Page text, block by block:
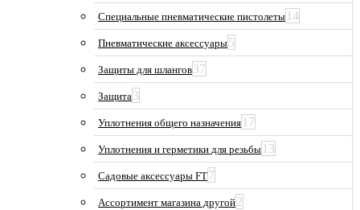
Специальные пневматические пистолеты 14
Пневматические аксессуары5
Защиты для шлангов37
Защита3
Уплотнения общего назначения 17
Уплотнения и герметики для резьбы 13
Садовые аксессуары FT7
Ассортимент магазина другой2